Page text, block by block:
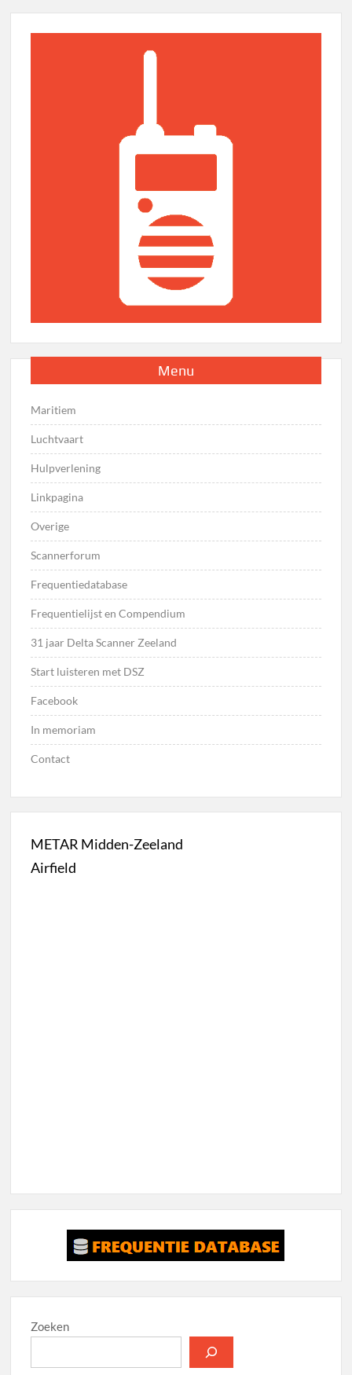
Menu
Maritiem
Luchtvaart
Hulpverlening
Linkpagina
Overige
Scannerforum
Frequentiedatabase
Frequentielijst en Compendium
31 jaar Delta Scanner Zeeland
Start luisteren met DSZ
Facebook
In memoriam
Contact
METAR Midden-Zeeland
Airfield
Zoeken